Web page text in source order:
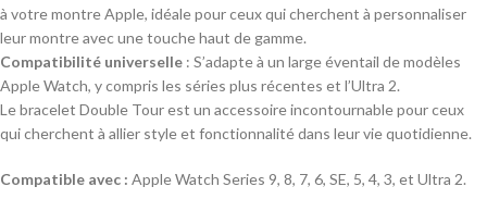
à votre montre Apple, idéale pour ceux qui cherchent à personnaliser
leur montre avec une touche haut de gamme.
Compatibilité universelle : S’adapte à un large éventail de modèles
Apple Watch, y compris les séries plus récentes et l’Ultra 2.
Le bracelet Double Tour est un accessoire incontournable pour ceux
qui cherchent à allier style et fonctionnalité dans leur vie quotidienne.
Compatible avec : Apple Watch Series 9, 8, 7, 6, SE, 5, 4, 3, et Ultra 2.